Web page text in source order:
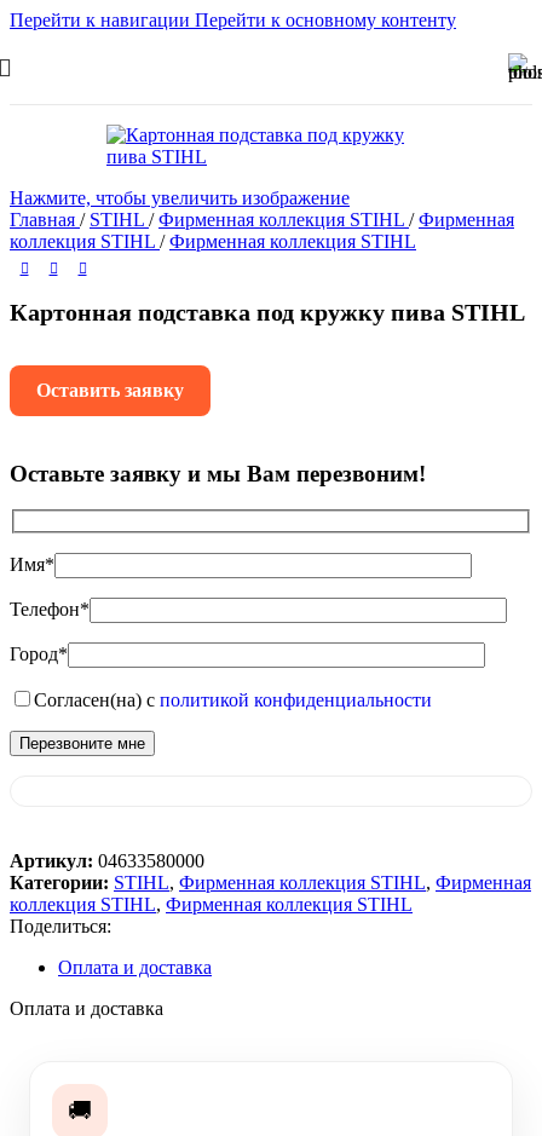
Перейти к навигации Перейти к основному контенту
Нажмите, чтобы увеличить изображение
Главная / STIHL / Фирменная коллекция STIHL / Фирменная
коллекция STIHL / Фирменная коллекция STIHL
Картонная подставка под кружку пива STIHL
Оставить заявку
Оставьте заявку и мы Вам перезвоним!
Имя*
Телефон*
Город*
Согласен(на) с политикой конфиденциальности
Артикул: 04633580000
Категории: STIHL, Фирменная коллекция STIHL, Фирменная
коллекция STIHL, Фирменная коллекция STIHL
Поделиться:
Оплата и доставка
Оплата и доставка
🚚